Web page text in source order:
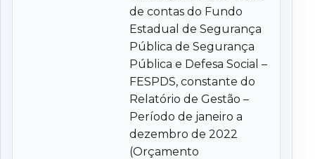
de contas do Fundo
Estadual de Segurança
Pública de Segurança
Pública e Defesa Social –
FESPDS, constante do
Relatório de Gestão –
Período de janeiro a
dezembro de 2022
(Orçamento